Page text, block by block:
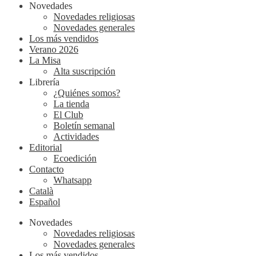
Novedades
Novedades religiosas
Novedades generales
Los más vendidos
Verano 2026
La Misa
Alta suscripción
Librería
¿Quiénes somos?
La tienda
El Club
Boletín semanal
Actividades
Editorial
Ecoedición
Contacto
Whatsapp
Català
Español
Novedades
Novedades religiosas
Novedades generales